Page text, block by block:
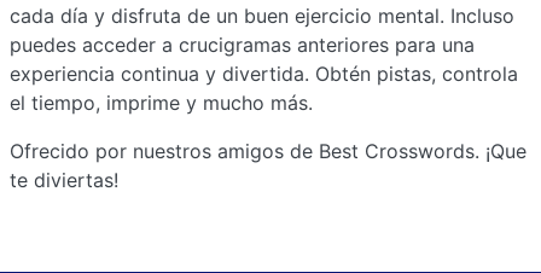
cada día y disfruta de un buen ejercicio mental. Incluso
puedes acceder a crucigramas anteriores para una
experiencia continua y divertida. Obtén pistas, controla
el tiempo, imprime y mucho más.
Ofrecido por nuestros amigos de Best Crosswords. ¡Que
te diviertas!